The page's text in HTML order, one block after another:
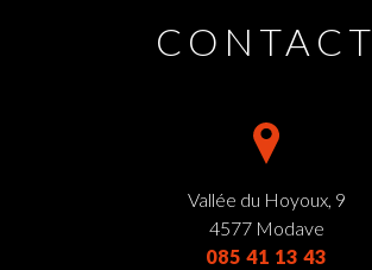
CONTACT
Vallée du Hoyoux, 9
4577 Modave
085 41 13 43